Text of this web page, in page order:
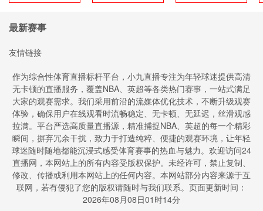
最新赛事
友情链接
作为综合性体育直播标杆平台，小九直播专注为年轻球迷提供高清
无卡顿的直播服务，覆盖NBA、英超等各类热门赛事，一站式满足
大家的观赛需求。我们采用前沿的流媒体优化技术，不断升级观赛
体验，确保用户在线观看时流畅稳定、无卡顿、无延迟，丝滑观感
拉满。平台严选高质量直播源，精准捕捉NBA、英超的每一个精彩
瞬间，摒弃冗余干扰，致力于打造纯粹、便捷的观赛环境，让年轻
球迷随时随地都能沉浸式感受体育赛事的热血与魅力。欢迎访问24
直播网，本网站上的所有内容受版权保护。未经许可，禁止复制、
修改、传播或利用本网站上的任何内容。本网站部分内容来源于互
联网，若有侵犯了您的版权请随时与我们联系。页面更新时间：
2026年08月08日01时14分